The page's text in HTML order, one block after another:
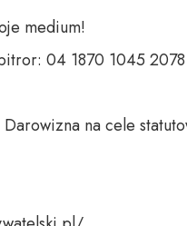
medium!
04 1870 1045
na cele